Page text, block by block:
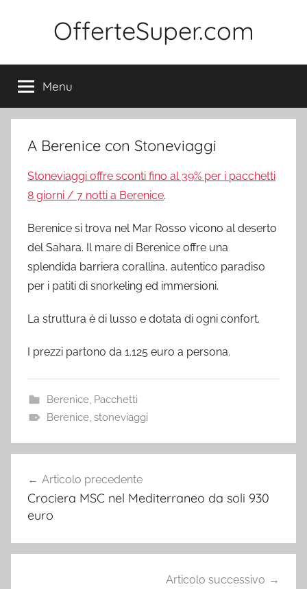
OfferteSuper.com
Menu
A Berenice con Stoneviaggi
Stoneviaggi offre sconti fino al 39% per i pacchetti
8 giorni / 7 notti a Berenice.
Berenice si trova nel Mar Rosso vicono al deserto
del Sahara. Il mare di Berenice offre una
splendida barriera corallina, autentico paradiso
per i patiti di snorkeling ed immersioni.
La struttura è di lusso e dotata di ogni confort.
I prezzi partono da 1.125 euro a persona.
Berenice, Pacchetti
Berenice, stoneviaggi
articoli
Articolo precedente
Crociera MSC nel Mediterraneo da soli 930
euro
Articolo successivo